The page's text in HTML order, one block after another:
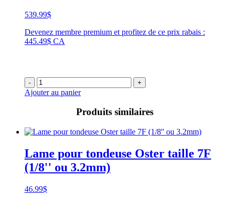
539.99$
Devenez membre premium et profitez de ce prix rabais :
445.49$ CA
- +
Ajouter au panier
Produits similaires
Lame pour tondeuse Oster taille 7F
(1/8'' ou 3.2mm)
46.99$